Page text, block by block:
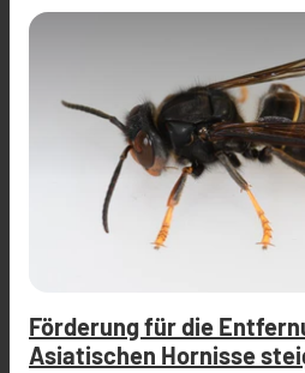
Förderung für die
Asiatischen Hornisse